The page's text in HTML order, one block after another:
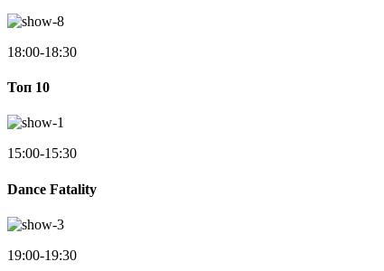
18:00-18:30
Toп 10
15:00-15:30
Dance Fatality
19:00-19:30